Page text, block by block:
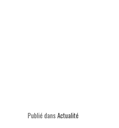
Publié dans Actualité